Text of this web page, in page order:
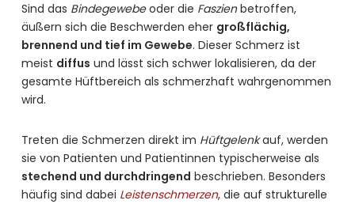
Sind das Bindegewebeoder die Faszienbetroffen,
äußern sich die Beschwerden eher großflächig,
brennend und tief im Gewebe. Dieser Schmerz ist
meist diffus und lässt sich schwer lokalisieren, da der
gesamte Hüftbereich als schmerzhaft wahrgenommen
wird.
Treten die Schmerzen direkt im Hüftgelenkauf, werden
sie von Patienten und Patientinnen typischerweise als
stechend und durchdringend beschrieben. Besonders
häufig sind dabei Leistenschmerzen, die auf strukturelle